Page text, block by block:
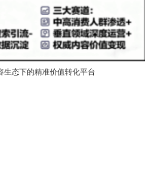
生态下的精准价值转化平台